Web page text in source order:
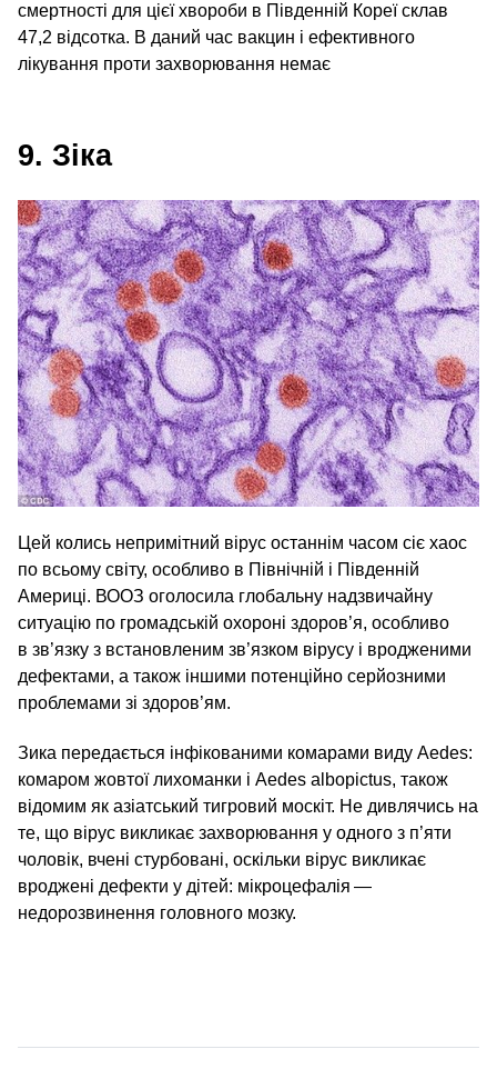
смертності для цієї хвороби в Південній Кореї склав
47,2 відсотка. В даний час вакцин і ефективного
лікування проти захворювання немає
9. Зіка
Цей колись непримітний вірус останнім часом сіє хаос
по всьому світу, особливо в Північній і Південній
Америці. ВООЗ оголосила глобальну надзвичайну
ситуацію по громадській охороні здоров’я, особливо
в зв’язку з встановленим зв’язком вірусу і вродженими
дефектами, а також іншими потенційно серйозними
проблемами зі здоров’ям.
Зика передається інфікованими комарами виду Aedes:
комаром жовтої лихоманки і Aedes albopictus, також
відомим як азіатський тигровий москіт. Не дивлячись на
те, що вірус викликає захворювання у одного з п’яти
чоловік, вчені стурбовані, оскільки вірус викликає
вроджені дефекти у дітей: мікроцефалія —
недорозвинення головного мозку.